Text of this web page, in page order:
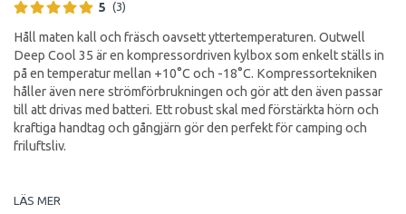
5 (3)
Håll maten kall och fräsch oavsett yttertemperaturen. Outwell
Deep Cool 35 är en kompressordriven kylbox som enkelt ställs in
på en temperatur mellan +10°C och -18°C. Kompressortekniken
håller även nere strömförbrukningen och gör att den även passar
till att drivas med batteri. Ett robust skal med förstärkta hörn och
kraftiga handtag och gångjärn gör den perfekt för camping och
friluftsliv.
LÄS MER